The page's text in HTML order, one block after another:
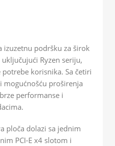
izuzetnu podršku za širok
Ryzen seriju,
korisnika. Sa četiri
mogućnošću proširenja
performanse i
ploča dolazi sa jednim
PCI-E x4 slotom i